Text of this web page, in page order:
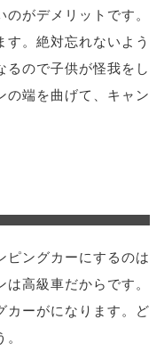
がデメリットです。
。絶対忘れないよう
るので子供が怪我をし
の端を曲げて、キャン
ピングカーにするのは
高級車だからです。
カーがになります。ど